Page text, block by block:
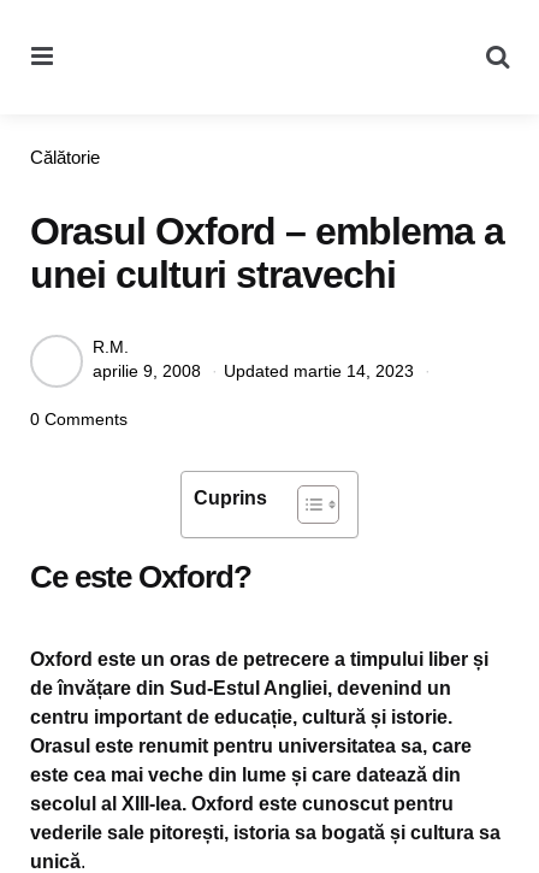
Categories
Călătorie
Orasul Oxford – emblema a
unei culturi stravechi
Posted
by
R.M.
aprilie 9, 2008
Updated martie 14, 2023
0 Comments
Cuprins
Ce este Oxford?
Oxford este un oras de petrecere a timpului liber și
de învățare din Sud-Estul Angliei, devenind un
centru important de educație, cultură și istorie.
Orasul este renumit pentru universitatea sa, care
este cea mai veche din lume și care datează din
secolul al XIII-lea. Oxford este cunoscut pentru
vederile sale pitorești, istoria sa bogată și cultura sa
unică.